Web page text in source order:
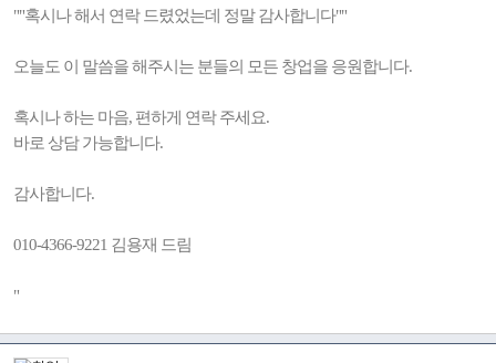
""혹시나 해서 연락 드렸었는데 정말 감사합니다""
오늘도 이 말씀을 해주시는 분들의 모든 창업을 응원합니다.
혹시나 하는 마음, 편하게 연락 주세요.
바로 상담 가능합니다.
감사합니다.
010-4366-9221 김용재 드림
"